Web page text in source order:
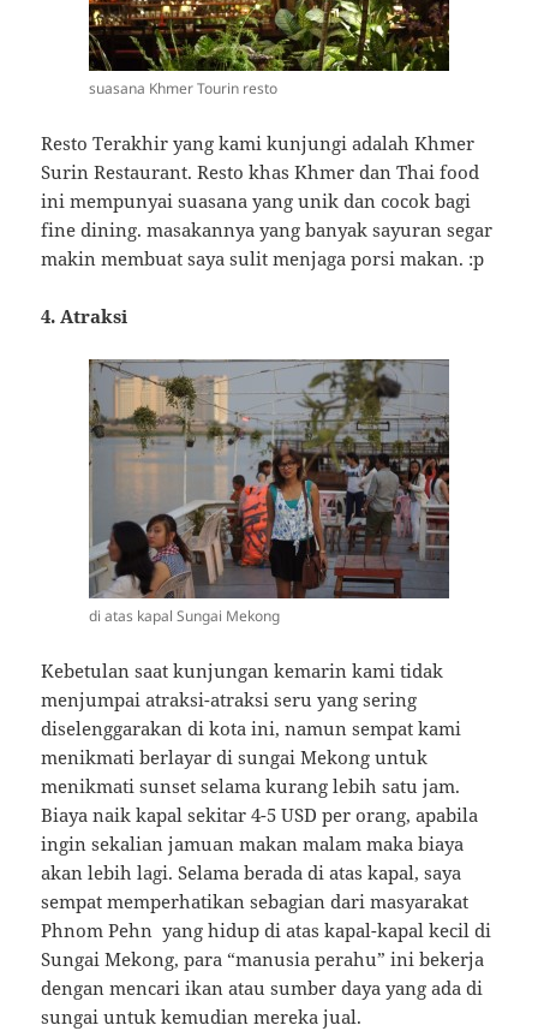
suasana Khmer Tourin resto
Resto Terakhir yang kami kunjungi adalah Khmer
Surin Restaurant. Resto khas Khmer dan Thai food
ini mempunyai suasana yang unik dan cocok bagi
fine dining. masakannya yang banyak sayuran segar
makin membuat saya sulit menjaga porsi makan. :p
4. Atraksi
di atas kapal Sungai Mekong
Kebetulan saat kunjungan kemarin kami tidak
menjumpai atraksi-atraksi seru yang sering
diselenggarakan di kota ini, namun sempat kami
menikmati berlayar di sungai Mekong untuk
menikmati sunset selama kurang lebih satu jam.
Biaya naik kapal sekitar 4-5 USD per orang, apabila
ingin sekalian jamuan makan malam maka biaya
akan lebih lagi. Selama berada di atas kapal, saya
sempat memperhatikan sebagian dari masyarakat
Phnom Pehn yang hidup di atas kapal-kapal kecil di
Sungai Mekong, para “manusia perahu” ini bekerja
dengan mencari ikan atau sumber daya yang ada di
sungai untuk kemudian mereka jual.